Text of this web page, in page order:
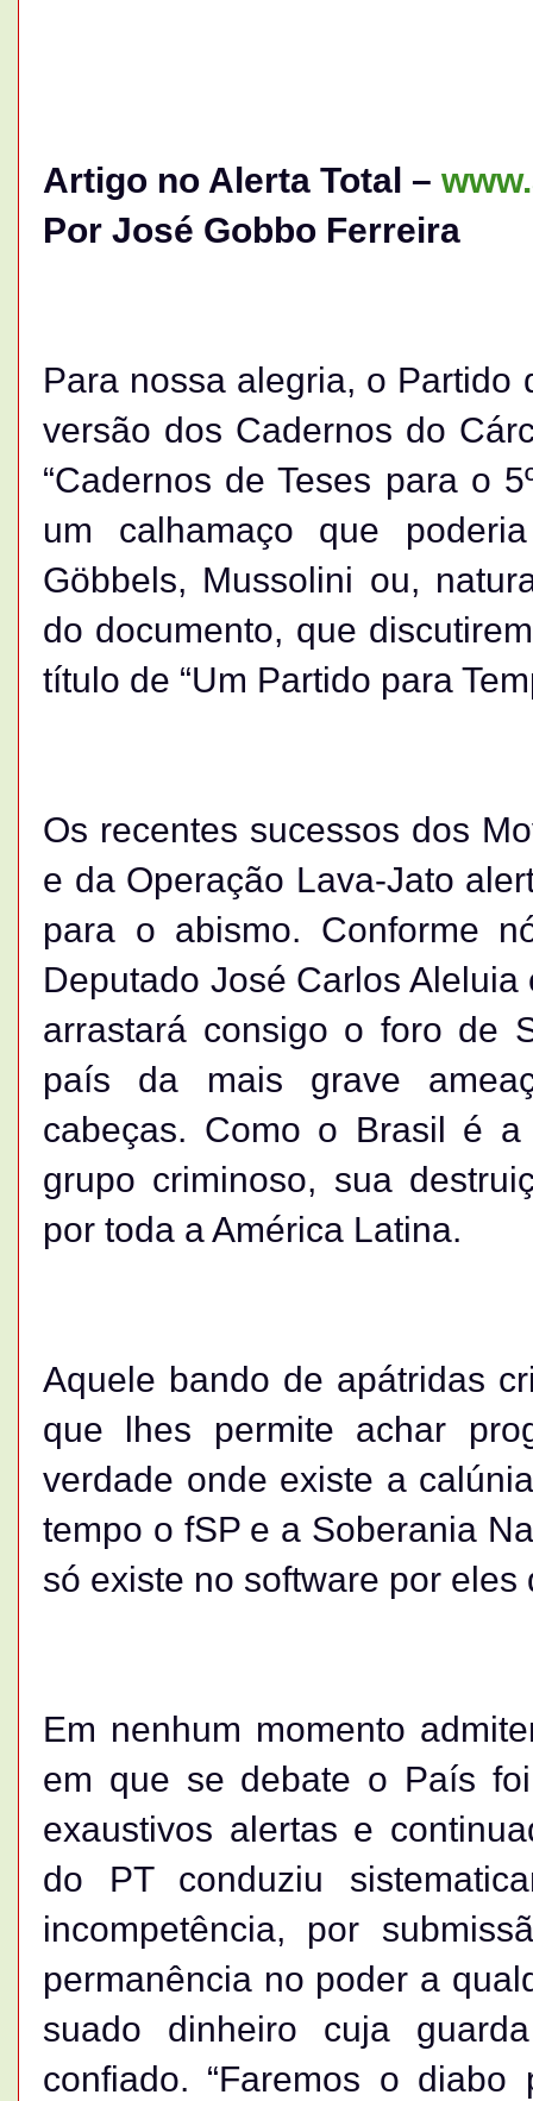
Artigo no Alerta Total –
Por José Gobbo Ferreira
Para nossa alegria, o Partido
versão dos Cadernos do
“Cadernos de Teses para o
um calhamaço que
Göbbels, Mussolini ou,
do documento, que
título de “Um Partido para
Os recentes sucessos dos
e da Operação Lava-Jato
para o abismo. Conforme
Deputado José Carlos
arrastará consigo o foro de
país da mais grave
cabeças. Como o Brasil é
grupo criminoso, sua
por toda a América Latina.
Aquele bando de apátridas
que lhes permite achar
verdade onde existe a
tempo o fSP e a Soberania
só existe no software por eles
Em nenhum momento
em que se debate o País
exaustivos alertas e
do PT conduziu
incompetência, por
permanência no poder a
suado dinheiro cuja
confiado. “Faremos o diabo